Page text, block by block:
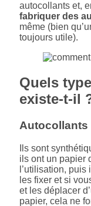
autocollants et,
fabriquer des
même (bien
toujours utile).
Quels
existe-t-il
Autocollants
Ils sont
ils ont un papier
l’utilisation,
les fixer et si
et les déplacer
papier, cela ne